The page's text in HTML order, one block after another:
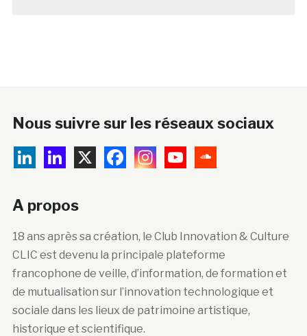
Nous suivre sur les réseaux sociaux
A propos
18 ans après sa création, le Club Innovation & Culture
CLIC est devenu la principale plateforme
francophone de veille, d’information, de formation et
de mutualisation sur l’innovation technologique et
sociale dans les lieux de patrimoine artistique,
historique et scientifique.